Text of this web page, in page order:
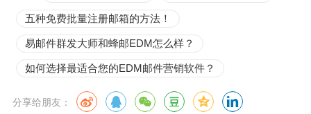
五种免费批量注册邮箱的方法！
易邮件群发大师和蜂邮EDM怎么样？
如何选择最适合您的EDM邮件营销软件？
分享给朋友：